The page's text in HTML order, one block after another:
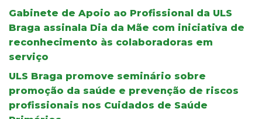
Gabinete de Apoio ao Profissional da ULS
Braga assinala Dia da Mãe com iniciativa de
reconhecimento às colaboradoras em
serviço
ULS Braga promove seminário sobre
promoção da saúde e prevenção de riscos
profissionais nos Cuidados de Saúde